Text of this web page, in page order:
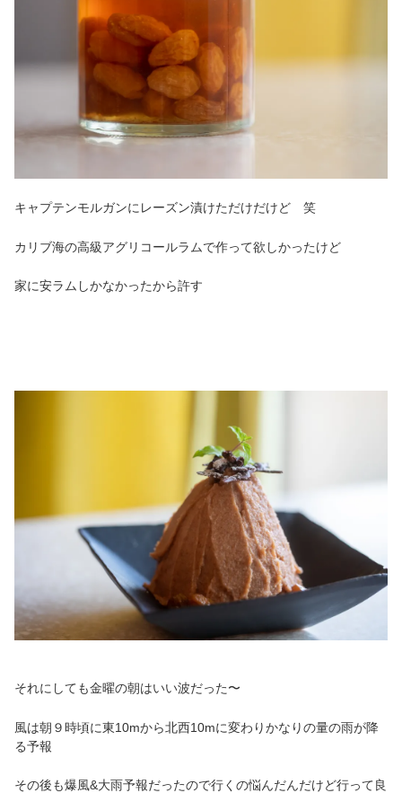
キャプテンモルガンにレーズン漬けただけだけど 笑
カリブ海の高級アグリコールラムで作って欲しかったけど
家に安ラムしかなかったから許す
それにしても金曜の朝はいい波だった〜
風は朝９時頃に東10mから北西10mに変わりかなりの量の雨が降
る予報
その後も爆風&大雨予報だったので行くの悩んだんだけど行って良